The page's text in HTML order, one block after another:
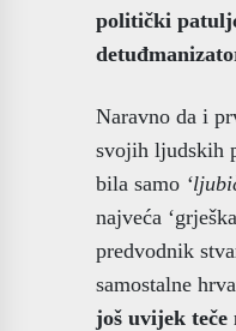
politički
Naravno da i
svojih ljudskih
bila samo
najveća
predvodnik
samostalne
još uvijek teče